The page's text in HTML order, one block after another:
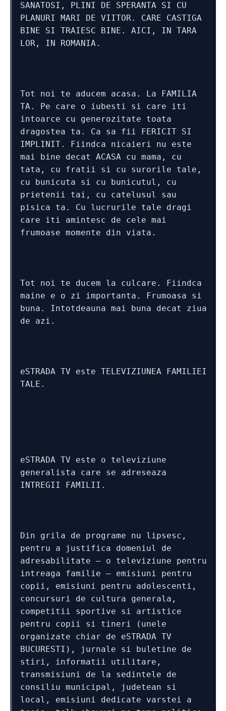
SANATOSI, PLINI DE SPERANTA SI CU
PLANURI MARI DE VIITOR. CARE CASTIGA
BINE SI TRAIESC BINE. AICI, IN TARA
LOR, IN ROMANIA.
Tot noi te aducem acasa. La FAMILIA
TA. Pe care o iubesti si care iti
intoarce cu generozitate toata
dragostea ta. Ca sa fii FERICIT SI
IMPLINIT. Fiindca nicaieri nu este
mai bine decat ACASA cu mama, cu
tata, cu fratii si cu surorile tale,
cu bunicuta si cu bunicutul, cu
prietenii tai, cu catelusul sau
pisica ta. Cu lucrurile tale dragi
care iti amintesc de cele mai
frumoase momente din viata.
Tot noi te ducem la culcare. Fiindca
maine e o zi importanta. Frumoasa si
buna. Intotdeauna mai buna decat ziua
de azi.
eSTRADA TV este TELEVIZIUNEA FAMILIEI
TALE.
eSTRADA TV este o televiziune
generalista care se adreseaza
INTREGII FAMILII.
Din grila de programe nu lipsesc,
pentru a justifica domeniul de
adresabilitate – o televiziune pentru
intreaga familie – emisiuni pentru
copii, emisiuni pentru adolescenti,
concursuri de cultura generala,
competitii sportive si artistice
pentru copii si tineri (unele
organizate chiar de eSTRADA TV
BUCURESTI), jurnale si buletine de
stiri, informatii utilitare,
transmisiuni de la sedintele de
consiliu municipal, judetean si
local, emisiuni dedicate varstei a